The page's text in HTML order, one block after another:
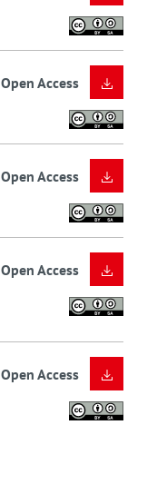
Open Access
Open Access
Open Access
Open Access